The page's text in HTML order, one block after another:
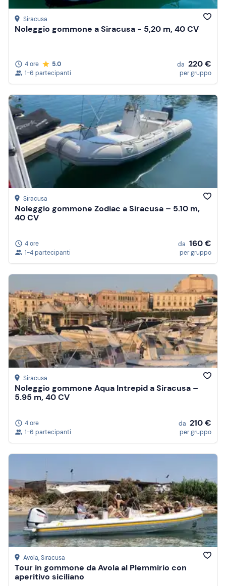
Siracusa
Noleggio gommone a Siracusa - 5,20 m, 40 CV
4 ore
5.0
1-6 partecipanti
da 220 €
per gruppo
Siracusa
Noleggio gommone Zodiac a Siracusa – 5.10 m,
40 CV
4 ore
1-4 partecipanti
da 160 €
per gruppo
Siracusa
Noleggio gommone Aqua Intrepid a Siracusa –
5.95 m, 40 CV
4 ore
1-6 partecipanti
da 210 €
per gruppo
Avola, Siracusa
Tour in gommone da Avola al Plemmirio con
aperitivo siciliano